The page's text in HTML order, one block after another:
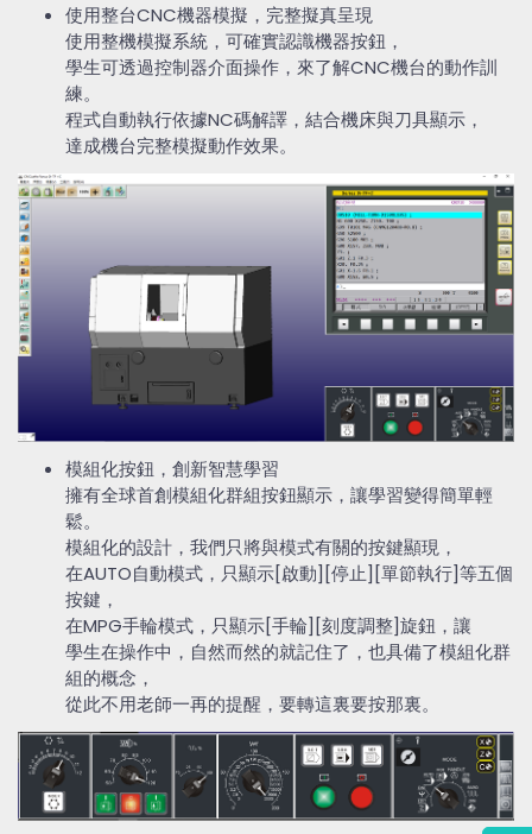
使用整台CNC機器模擬，完整擬真呈現
使用整機模擬系統，可確實認識機器按鈕，
學生可透過控制器介面操作，來了解CNC機台的動作訓
練。
程式自動執行依據NC碼解譯，結合機床與刀具顯示，
達成機台完整模擬動作效果。
模組化按鈕，創新智慧學習
擁有全球首創模組化群組按鈕顯示，讓學習變得簡單輕
鬆。
模組化的設計，我們只將與模式有關的按鍵顯現，
在AUTO自動模式，只顯示[啟動][停止][單節執行]等五個
按鍵，
在MPG手輪模式，只顯示[手輪][刻度調整]旋鈕，讓
學生在操作中，自然而然的就記住了，也具備了模組化群
組的概念，
從此不用老師一再的提醒，要轉這裏要按那裏。